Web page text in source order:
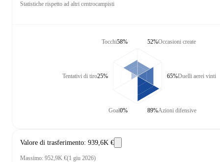
Statistiche rispetto ad altri centrocampisti
Tocchi58%
Tentativi di tiro25%
Goal0%
Occasioni create
52%
Duelli aerei vinti
65%
Azioni difensive
89%
Valore di trasferimento: 939,6K €
Massimo: 952,9K €(1 giu 2026)